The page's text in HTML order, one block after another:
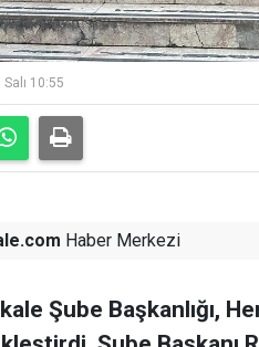
10:55
Haber Merkezi
Şube Başkanlığı,